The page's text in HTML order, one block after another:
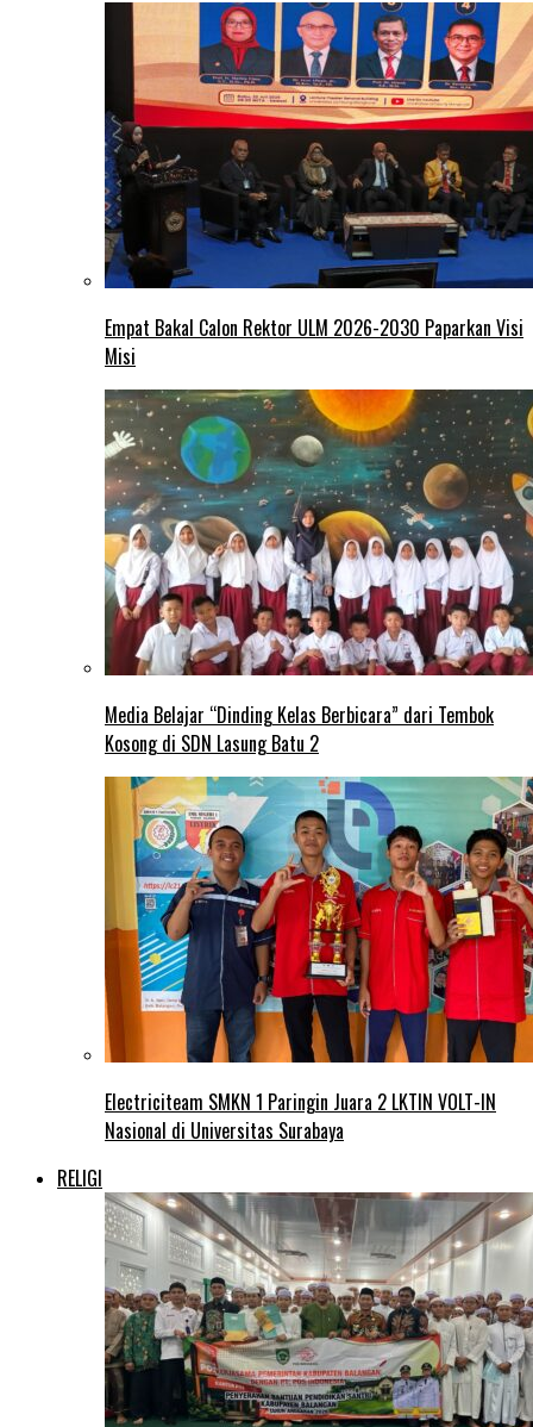
Empat Bakal Calon Rektor ULM 2026-2030 Paparkan Visi
Misi
Media Belajar “Dinding Kelas Berbicara” dari Tembok
Kosong di SDN Lasung Batu 2
Electriciteam SMKN 1 Paringin Juara 2 LKTIN VOLT-IN
Nasional di Universitas Surabaya
RELIGI